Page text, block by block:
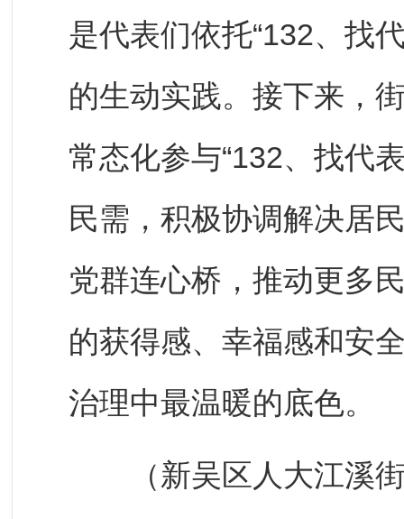
是代表们依托“132、找
的生动实践。接下来，
常态化参与“132、找代
民需，积极协调解决居
党群连心桥，推动更多
的获得感、幸福感和安
治理中最温暖的底色。
（新吴区人大江溪街